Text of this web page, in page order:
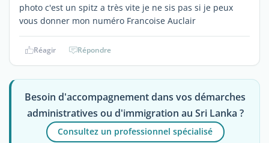
photo c'est un spitz a très vite je ne sis pas si je peux
vous donner mon numéro Francoise Auclair
Réagir Répondre
Besoin d'accompagnement dans vos démarches
administratives ou d'immigration au Sri Lanka ?
Consultez un professionnel spécialisé